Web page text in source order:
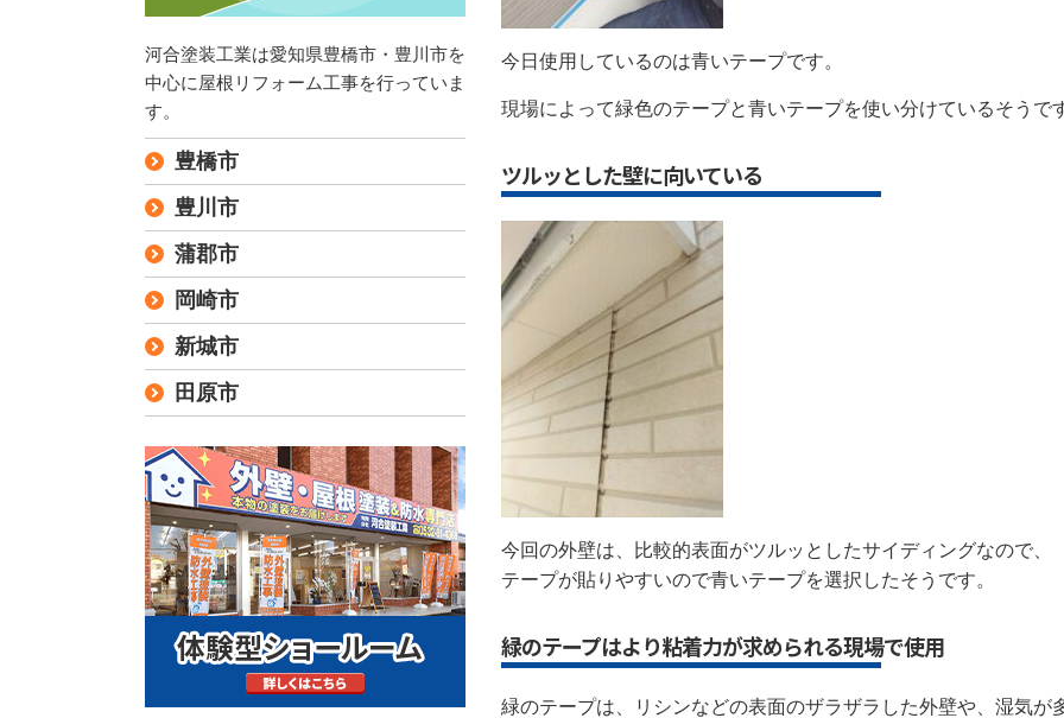
今日使用しているのは青いテープです。
現場によって緑色のテープと青いテープを使い分けているそうで
ツルッとした壁に向いている
今回の外壁は、比較的表面がツルッとしたサイディングなので、
テープが貼りやすいので青いテープを選択したそうです。
緑のテープはより粘着力が求められる現場で使用
緑のテープは、リシンなどの表面のザラザラした外壁や、湿気が
河合塗装工業は愛知県豊橋市・豊川市を
中心に屋根リフォーム工事を行っていま
す。
豊橋市
豊川市
蒲郡市
岡崎市
新城市
田原市